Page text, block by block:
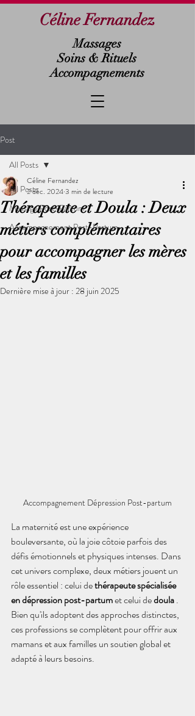
Massages
Soins & Rituels
Accompagnements
Céline Fernandez
Post
All Posts
Massage Post-Partum
Accompagnement Post-Partum
All Posts
Thérapeute et Doula : Deux
métiers complémentaires
pour accompagner les mères
et les familles
Céline Fernandez
2 déc. 20243 min de lecture
Dernière mise à jour : 28 juin 2025
Accompagnement Dépression Post-partum
La maternité est une expérience
bouleversante, où la joie côtoie parfois des
défis émotionnels et physiques intenses. Dans
cet univers complexe, deux métiers jouent un
rôle essentiel : celui de thérapeute spécialisée
en dépression post-partum et celui de doula .
Bien qu'ils adoptent des approches distinctes,
ces professions se complètent pour offrir aux
mamans et aux familles un soutien global et
adapté à leurs besoins.